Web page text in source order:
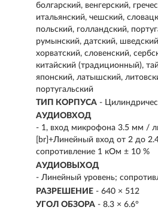
болгарский, венгерский,
итальянский, чешский,
польский, голландский,
румынский, датский,
хорватский, словенский,
китайский (традиционный),
японский, латышский,
португальский
ТИП КОРПУСА -
АУДИОВХОД
- 1, вход микрофона 3.5 мм /
[br]+Линейный вход от 2 до
сопротивление 1 кОм ± 10 %
АУДИОВЫХОД
- Линейный уровень;
РАЗРЕШЕНИЕ - 640 × 512
УГОЛ ОБЗОРА - 8.3 × 6.6°